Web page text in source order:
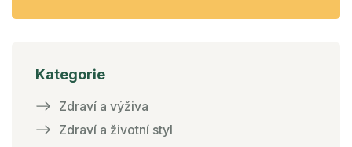
Kategorie
Zdraví a výživa
Zdraví a životní styl